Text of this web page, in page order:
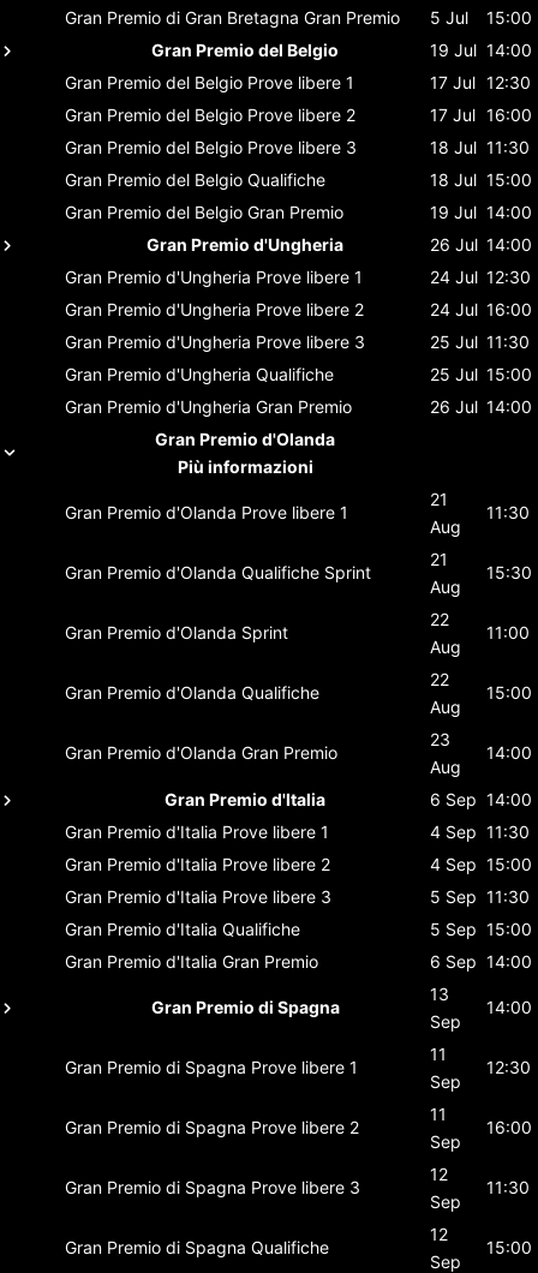
Gran Premio di Gran Bretagna Gran Premio 5 Jul
15:00
Gran Premio del Belgio
19 Jul 14:00
Gran Premio del Belgio Prove libere 1 17 Jul 12:30
Gran Premio del Belgio Prove libere 2 17 Jul 16:00
Gran Premio del Belgio Prove libere 3 18 Jul 11:30
Gran Premio del Belgio Qualifiche 18 Jul 15:00
Gran Premio del Belgio Gran Premio 19 Jul 14:00
Gran Premio d'Ungheria
26 Jul 14:00
Gran Premio d'Ungheria Prove libere 1 24 Jul 12:30
Gran Premio d'Ungheria Prove libere 2 24 Jul 16:00
Gran Premio d'Ungheria Prove libere 3 25 Jul 11:30
Gran Premio d'Ungheria Qualifiche 25 Jul 15:00
Gran Premio d'Ungheria Gran Premio 26 Jul 14:00
Gran Premio d'Olanda
Più informazioni
Gran Premio d'Olanda Prove libere 1
21
Aug
11:30
Gran Premio d'Olanda Qualifiche Sprint
21
Aug
15:30
Gran Premio d'Olanda Sprint
22
Aug
11:00
Gran Premio d'Olanda Qualifiche
22
Aug
15:00
Gran Premio d'Olanda Gran Premio
23
Aug
14:00
Gran Premio d'Italia 6 Sep 14:00
Gran Premio d'Italia Prove libere 1 4 Sep 11:30
Gran Premio d'Italia Prove libere 2 4 Sep 15:00
Gran Premio d'Italia Prove libere 3 5 Sep 11:30
Gran Premio d'Italia Qualifiche 5 Sep 15:00
Gran Premio d'Italia Gran Premio 6 Sep 14:00
Gran Premio di Spagna
13
Sep
14:00
Gran Premio di Spagna Prove libere 1
11
Sep
12:30
Gran Premio di Spagna Prove libere 2
11
Sep
16:00
Gran Premio di Spagna Prove libere 3
12
Sep
11:30
Gran Premio di Spagna Qualifiche
12
Sep
15:00